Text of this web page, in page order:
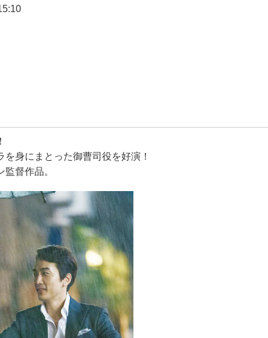
身にまとった御曹司役を好演！
督作品。